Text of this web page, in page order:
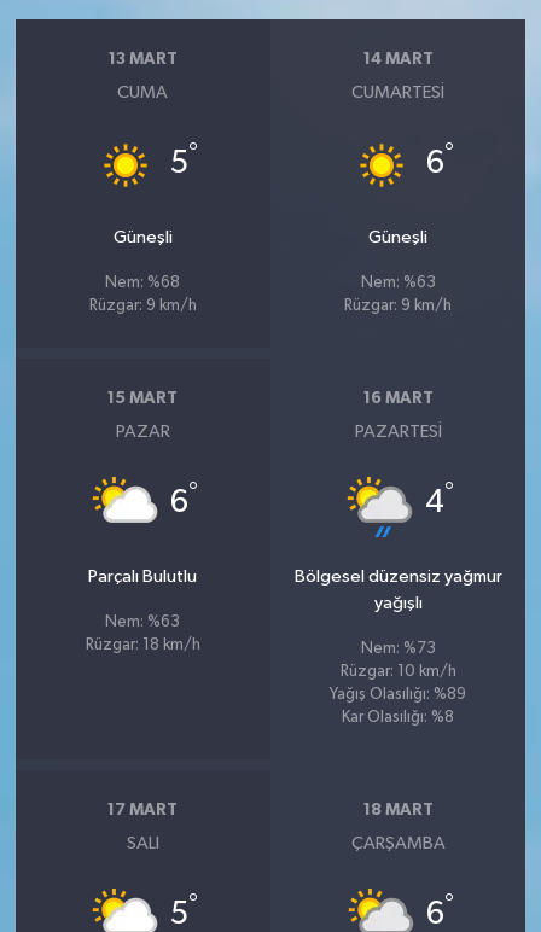
13 MART
CUMA
5°
Güneşli
Nem: %68
Rüzgar: 9 km/h
14 MART
CUMARTESI
6°
Güneşli
Nem: %63
Rüzgar: 9 km/h
15 MART
PAZAR
6°
Parçalı Bulutlu
Nem: %63
Rüzgar: 18 km/h
16 MART
PAZARTESI
4°
Bölgesel düzensiz yağmur
yağışlı
Nem: %73
Rüzgar: 10 km/h
Yağış Olasılığı: %89
Kar Olasılığı: %8
17 MART
SALI
5°
18 MART
ÇARŞAMBA
6°